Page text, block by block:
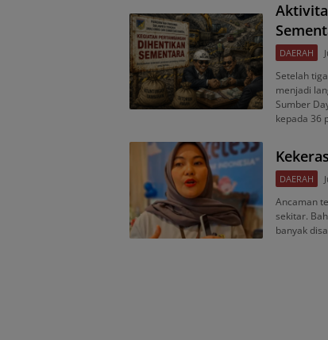
DAERAH
Setelah
menjadi
Sumber
kepada 36
DAERAH
Ancaman
sekitar.
banyak